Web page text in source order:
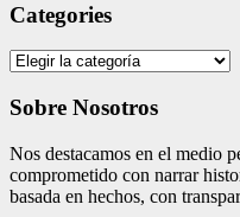
Categories
Categories
Sobre Nosotros
Nos destacamos en el medio
comprometido con narrar
basada en hechos, con